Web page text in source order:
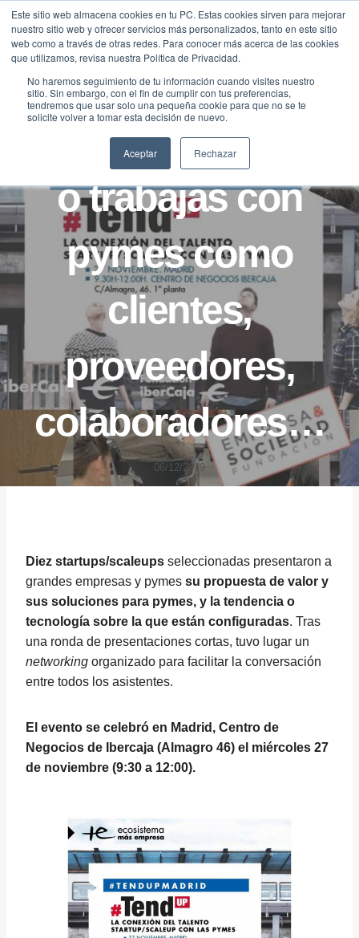
Este sitio web almacena cookies en tu PC. Estas cookies sirven para mejorar
nuestro sitio web y ofrecer servicios más personalizados, tanto en este sitio
web como a través de otras redes. Para conocer más acerca de las cookies
que utilizamos, revisa nuestra Política de Privacidad.
No haremos seguimiento de tu información cuando visites nuestro
sitio. Sin embargo, con el fin de cumplir con tus preferencias,
tendremos que usar solo una pequeña cookie para que no se te
solicite volver a tomar esta decisión de nuevo.
Aceptar Rechazar
Saltar
contenido
NOTICIAS
Por si eres pyme
o trabajas con
pymes como
clientes,
proveedores,
colaboradores…
06/12/2019
Diez startups/scaleups seleccionadas presentaron a
grandes empresas y pymes su propuesta de valor y
sus soluciones para pymes, y la tendencia o
tecnología sobre la que están configuradas. Tras
una ronda de presentaciones cortas, tuvo lugar un
networking organizado para facilitar la conversación
entre todos los asistentes.
El evento se celebró en Madrid, Centro de
Negocios de Ibercaja (Almagro 46) el miércoles 27
de noviembre (9:30 a 12:00).
Traducir »